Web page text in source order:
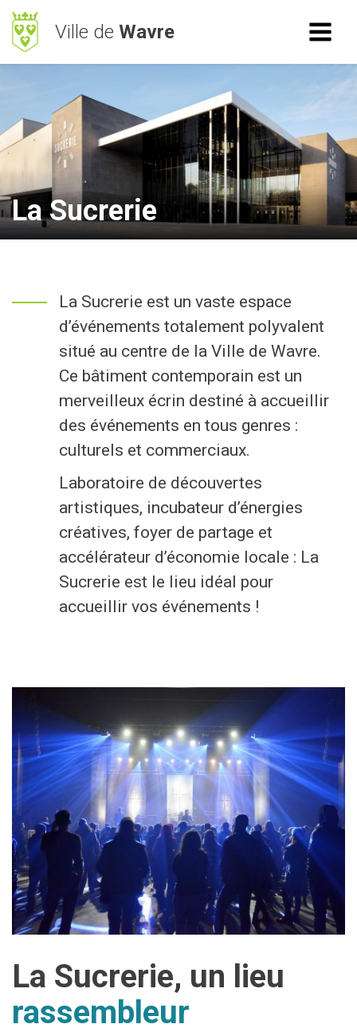
Ville de Wavre
RECHERCHE
Mes démarches
BetterStreet
Déchets
Horaires
Vie Communale
Vivre à Wavre
Economie
Culture et loisirs
Je suis
Association
Aîné
Commerçant
Jeune
Journaliste
Nouvel habitant
Parent
Touriste
Je trouve
Mes démarches en ligne
Services communaux
Location de salles
Offres d'emploi
Règlements communaux
Objets trouvés
Grands chantiers
Chantiers en cours
La Sucrerie
La Sucrerie est un vaste espace
d’événements totalement polyvalent
situé au centre de la Ville de Wavre.
Ce bâtiment contemporain est un
merveilleux écrin destiné à accueillir
des événements en tous genres :
culturels et commerciaux.
Laboratoire de découvertes
artistiques, incubateur d’énergies
créatives, foyer de partage et
accélérateur d’économie locale : La
Sucrerie est le lieu idéal pour
accueillir vos événements !
La Sucrerie, un lieu
rassembleur